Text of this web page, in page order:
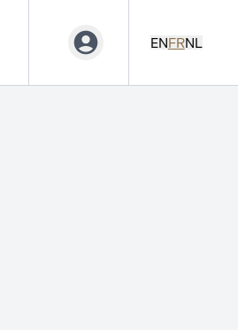
ENFRNL